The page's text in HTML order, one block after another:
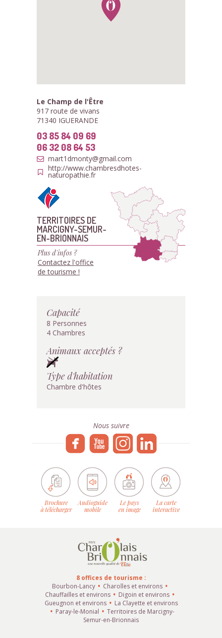
Le Champ de l'Être
917 route de vivans
71340 IGUERANDE
03 85 84 09 69
06 32 08 64 53
mart1dmonty@gmail.com
http://www.chambresdhotes-
naturopathie.fr
TERRITOIRES DE
MARCIGNY-SEMUR-
EN-BRIONNAIS
Plus d'infos ?
Contactez l'office
de tourisme !
Capacité
8 Personnes
4 Chambres
Animaux acceptés ?
Type d'habitation
Chambre d'hôtes
Nous suivre
Brochure
à télécharger
Audioguide
mobile
Le pays
en image
La carte
interactive
8 offices de tourisme :
Bourbon-Lancy
Charolles et environs
Chauffailles et environs
Digoin et environs
Gueugnon et environs
La Clayette et environs
Paray-le-Monial
Territoires de Marcigny-
Semur-en-Brionnais